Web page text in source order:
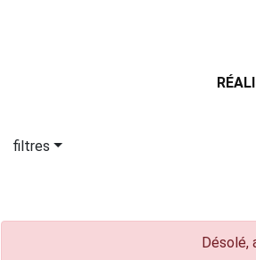
filtres
Désolé,